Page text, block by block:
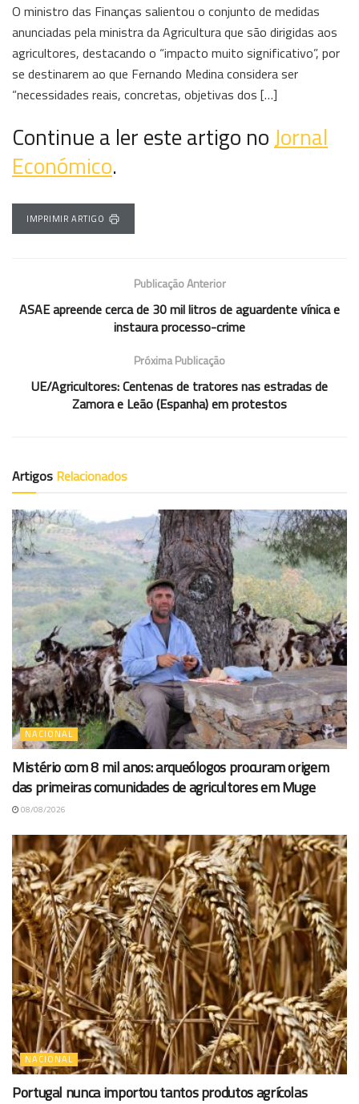
O ministro das Finanças salientou o conjunto de medidas
anunciadas pela ministra da Agricultura que são dirigidas aos
agricultores, destacando o “impacto muito significativo”, por
se destinarem ao que Fernando Medina considera ser
“necessidades reais, concretas, objetivas dos […]
Continue a ler este artigo noJornal
Económico.
IMPRIMIR ARTIGO
Publicação Anterior
ASAE apreende cerca de 30 mil litros de aguardente vínica e
instaura processo-crime
Próxima Publicação
UE/Agricultores: Centenas de tratores nas estradas de
Zamora e Leão (Espanha) em protestos
Artigos Relacionados
NACIONAL
Mistério com 8 mil anos: arqueólogos procuram origem
das primeiras comunidades de agricultores em Muge
08/08/2026
NACIONAL
Portugal nunca importou tantos produtos agrícolas